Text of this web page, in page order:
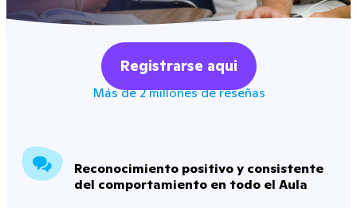
Registrarse aqui
Más de 2 millones de reseñas
Reconocimiento positivo y consistente
del comportamiento en todo el Aula